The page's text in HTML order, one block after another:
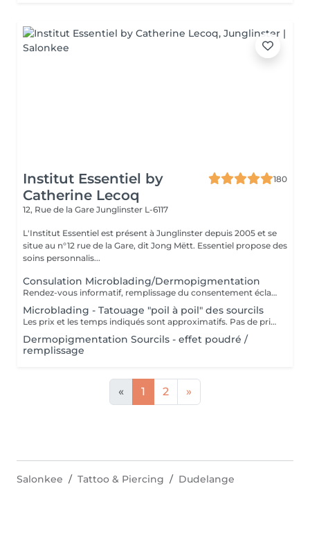
Institut Essentiel by
Catherine Lecoq
180
12, Rue de la Gare Junglinster L-6117
L'Institut Essentiel est présent à Junglinster depuis 2005 et se
situe au n°12 rue de la Gare, dit Jong Mëtt. Essentiel propose des
soins personnalis...
Consulation Microblading/Dermopigmentation
Rendez-vous informatif, remplissage du consentement éclairé pour la réalisation d'un acte de tatouage. Évaluation du tatouage à réaliser, choix de la technique la mieux adaptée. La consultation est considérée comme un acompte si prise de rendez-vous pour le tatouage endéans les 15 jours.
Microblading - Tatouage "poil à poil" des sourcils
Les prix et les temps indiqués sont approximatifs. Pas de prise de rendez-vous sans consultation préalable. Réservable en ligne ou par téléphone.
Dermopigmentation Sourcils - effet poudré /
remplissage
« 1 2 »
Salonkee Tattoo & Piercing Dudelange